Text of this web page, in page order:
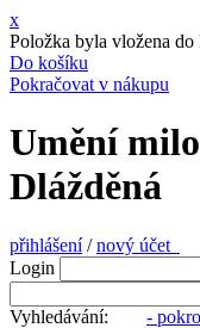
x
Položka byla vložena do
Do košíku
Pokračovat v nákupu
Umění
Dlážděná
přihlášení/nový účet
Login
Vyhledávání: -